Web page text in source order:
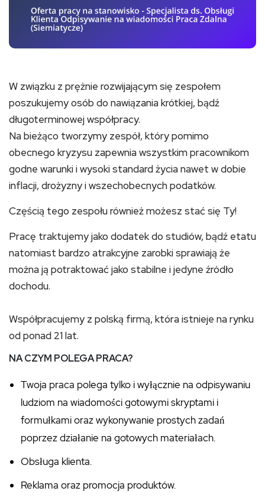
W związku z prężnie rozwijającym się zespołem
poszukujemy osób do nawiązania krótkiej, bądź
długoterminowej współpracy.
Na bieżąco tworzymy zespół, który pomimo
obecnego kryzysu zapewnia wszystkim pracownikom
godne warunki i wysoki standard życia nawet w dobie
inflacji, drożyzny i wszechobecnych podatków.
Częścią tego zespołu również możesz stać się Ty!
Pracę traktujemy jako dodatek do studiów, bądź etatu
natomiast bardzo atrakcyjne zarobki sprawiają że
można ją potraktować jako stabilne i jedyne źródło
dochodu.
Współpracujemy z polską firmą, która istnieje na rynku
od ponad 21 lat.
NA CZYM POLEGA PRACA?
Twoja praca polega tylko i wyłącznie na odpisywaniu
ludziom na wiadomości gotowymi skryptami i
formułkami oraz wykonywanie prostych zadań
poprzez działanie na gotowych materiałach.
Obsługa klienta.
Reklama oraz promocja produktów.